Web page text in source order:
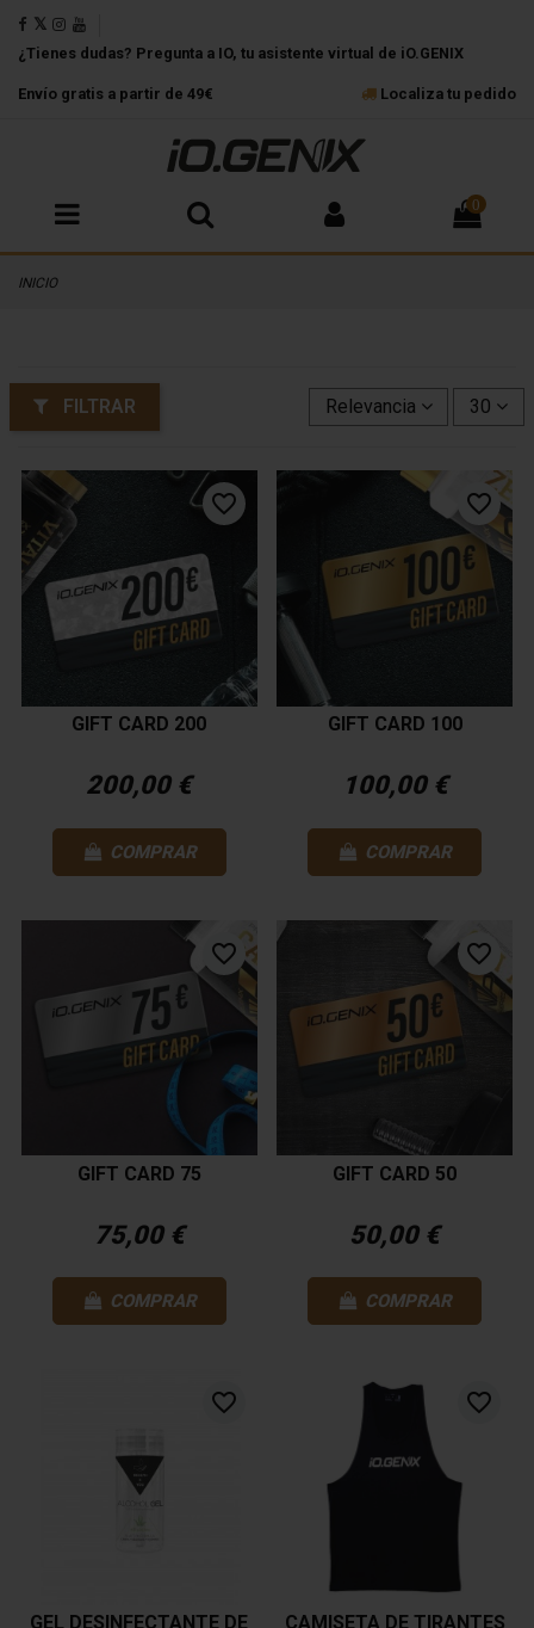
¿Tienes dudas? Pregunta a IO, tu asistente virtual de iO.GENIX
Envío gratis a partir de 49€ Localiza tu pedido
0
INICIO
FILTRAR Relevancia 30
favorite_border
GIFT CARD 200
200,00 €
COMPRAR
favorite_border
GIFT CARD 100
100,00 €
COMPRAR
favorite_border
GIFT CARD 75
75,00 €
COMPRAR
favorite_border
GIFT CARD 50
50,00 €
COMPRAR
favorite_border
GEL DESINFECTANTE DE
favorite_border
CAMISETA DE TIRANTES